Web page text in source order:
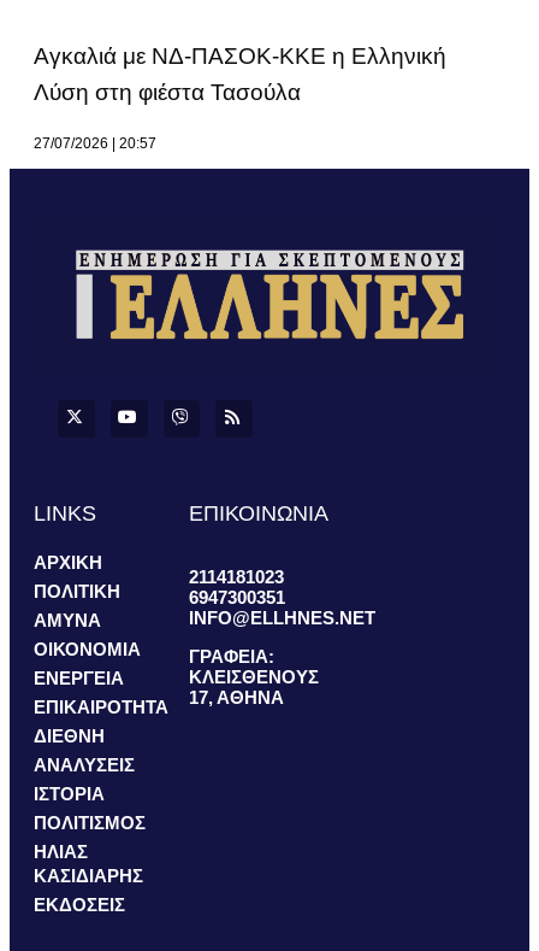
Αγκαλιά με ΝΔ-ΠΑΣΟΚ-ΚΚΕ η Ελληνική
Λύση στη φιέστα Τασούλα
27/07/2026 20:57
LINKS
ΑΡΧΙΚΗ
ΠΟΛΙΤΙΚΗ
ΑΜΥΝΑ
ΟΙΚΟΝΟΜΙΑ
ΕΝΕΡΓΕΙΑ
ΕΠΙΚΑΙΡΟΤΗΤΑ
ΔΙΕΘΝΗ
ΑΝΑΛΥΣΕΙΣ
ΙΣΤΟΡΙΑ
ΠΟΛΙΤΙΣΜΟΣ
ΗΛΙΑΣ
ΚΑΣΙΔΙΑΡΗΣ
ΕΚΔΟΣΕΙΣ
ΕΠΙΚΟΙΝΩΝΙΑ
2114181023
6947300351
INFO@ELLHNES.NET
ΓΡΑΦΕΙΑ:
ΚΛΕΙΣΘΕΝΟΥΣ
17, ΑΘΗΝΑ